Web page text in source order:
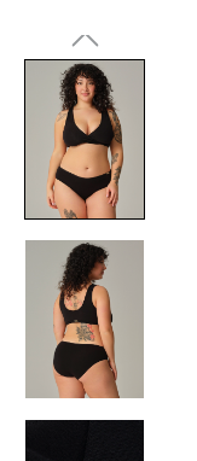
Skip image gallery